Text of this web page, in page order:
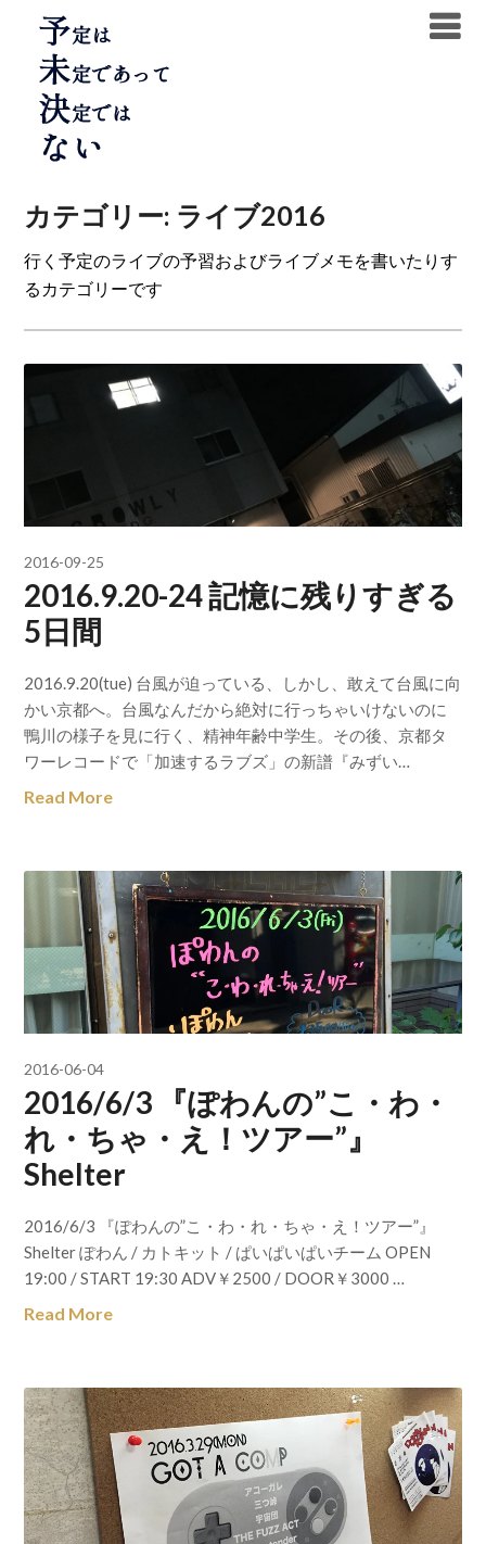
content
カテゴリー: ライブ2016
行く予定のライブの予習およびライブメモを書いたりす
るカテゴリーです
2016-09-25
2016.9.20-24 記憶に残りすぎる
5日間
2016.9.20(tue) 台風が迫っている、しかし、敢えて台風に向
かい京都へ。台風なんだから絶対に行っちゃいけないのに
鴨川の様子を見に行く、精神年齢中学生。その後、京都タ
ワーレコードで「加速するラブズ」の新譜『みずい…
Read More
2016-06-04
2016/6/3 『ぽわんの”こ・わ・
れ・ちゃ・え！ツアー”』
Shelter
2016/6/3 『ぽわんの”こ・わ・れ・ちゃ・え！ツアー”』
Shelter ぽわん / カトキット / ぱいぱいぱいチーム OPEN
19:00 / START 19:30 ADV￥2500 / DOOR￥3000 …
Read More